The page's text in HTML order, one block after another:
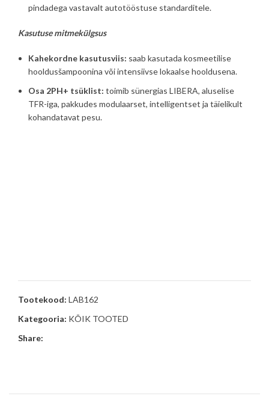
pindadega vastavalt autotööstuse standarditele.
Kasutuse mitmekülgsus
Kahekordne kasutusviis: saab kasutada kosmeetilise
hooldusšampoonina või intensiivse lokaalse hooldusena.
Osa 2PH+ tsüklist: toimib sünergias LIBERA, aluselise
TFR-iga, pakkudes modulaarset, intelligentset ja täielikult
kohandatavat pesu.
Tootekood: LAB162
Kategooria: KÕIK TOOTED
Share: